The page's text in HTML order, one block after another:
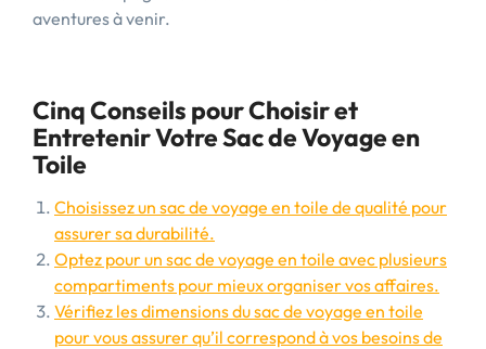
aventures à venir.
Cinq Conseils pour Choisir et
Entretenir Votre Sac de Voyage en
Toile
Choisissez un sac de voyage en toile de qualité pour
assurer sa durabilité.
Optez pour un sac de voyage en toile avec plusieurs
compartiments pour mieux organiser vos affaires.
Vérifiez les dimensions du sac de voyage en toile
pour vous assurer qu’il correspond à vos besoins de